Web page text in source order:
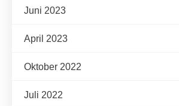
Juni 2023
April 2023
Oktober 2022
Juli 2022